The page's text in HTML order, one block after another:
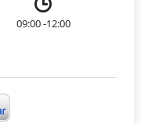
09:00 -12:00